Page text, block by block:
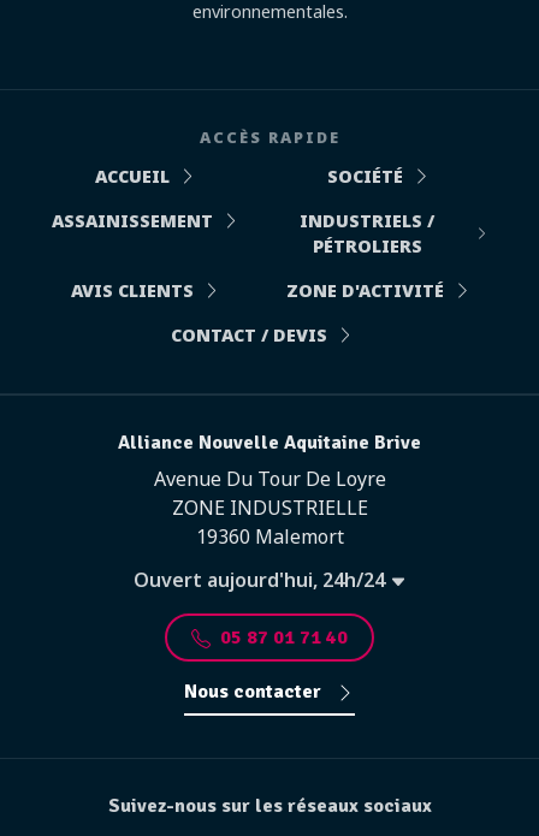
environnementales.
ACCÈS RAPIDE
ACCUEIL
SOCIÉTÉ
ASSAINISSEMENT
INDUSTRIELS /
PÉTROLIERS
AVIS CLIENTS
ZONE D'ACTIVITÉ
CONTACT / DEVIS
Alliance Nouvelle Aquitaine Brive
Avenue Du Tour De Loyre
ZONE INDUSTRIELLE
19360 Malemort
Ouvert aujourd'hui, 24h/24
05 87 01 71 40
Nous contacter
Suivez-nous sur les réseaux sociaux